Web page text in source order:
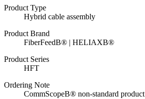
Product Type
Hybrid cable assembly
Product Brand
FiberFeedВ® | HELIAXВ®
Product Series
HFT
Ordering Note
CommScopeВ® non-standard product